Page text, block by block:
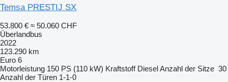
Temsa PRESTIJ SX
53.800 € ≈ 50.060 CHF
Überlandbus
2022
123.290 km
Euro 6
Motorleistung 150 PS (110 kW) Kraftstoff DieselAnzahl der Sitze 30
Anzahl der Türen 1-1-0